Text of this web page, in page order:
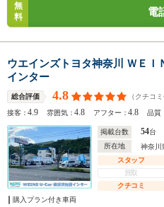
無
料
電
ウエインズトヨタ神奈川 ＷＥ
インター
総合評価 4.8 （クチコ
接客：4.9 雰囲気：4.8 アフター：4.8 品質
掲載台数 54台
所在地
神奈川
スタッフ
買取
クチコミ
購入プラン付き車両